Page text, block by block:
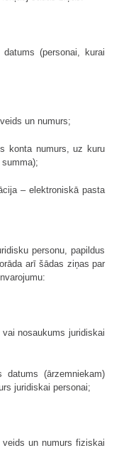
(personai, kurai
un numurs;
konta numurs, uz kuru
– elektroniskā pasta
personu, papildus
arī šādas ziņas par
nosaukums juridiskai
(ārzemniekam)
juridiskai personai;
veids un numurs fiziskai